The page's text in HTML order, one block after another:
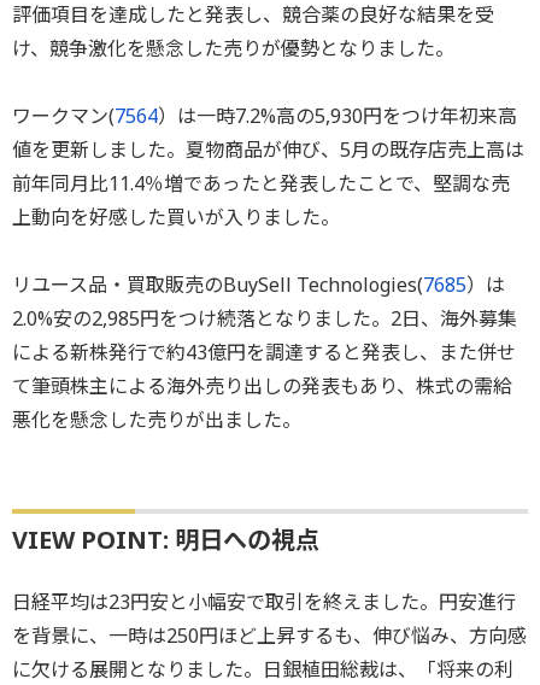
評価項目を達成したと発表し、競合薬の良好な結果を受
け、競争激化を懸念した売りが優勢となりました。
ワークマン(7564）は一時7.2%高の5,930円をつけ年初来高
値を更新しました。夏物商品が伸び、5月の既存店売上高は
前年同月比11.4％増であったと発表したことで、堅調な売
上動向を好感した買いが入りました。
リユース品・買取販売のBuySell Technologies(7685）は
2.0%安の2,985円をつけ続落となりました。2日、海外募集
による新株発行で約43億円を調達すると発表し、また併せ
て筆頭株主による海外売り出しの発表もあり、株式の需給
悪化を懸念した売りが出ました。
VIEW POINT: 明日への視点
日経平均は23円安と小幅安で取引を終えました。円安進行
を背景に、一時は250円ほど上昇するも、伸び悩み、方向感
に欠ける展開となりました。日銀植田総裁は、「将来の利